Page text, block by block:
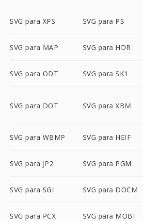
SVG para XPS SVG para PS
SVG para MAP SVG para HDR
SVG para ODT SVG para SK1
SVG para DOT SVG para XBM
SVG para WBMP SVG para HEIF
SVG para JP2 SVG para PGM
SVG para SGI SVG para DOCM
SVG para PCX SVG para MOBI